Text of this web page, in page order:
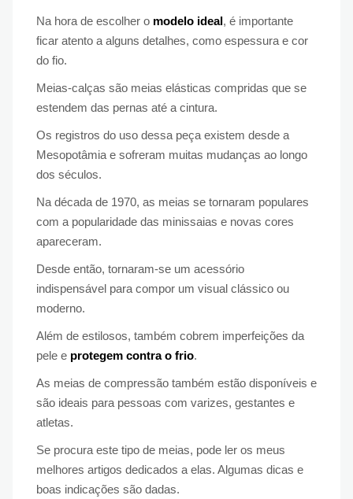
Na hora de escolher o modelo ideal, é importante
ficar atento a alguns detalhes, como espessura e cor
do fio.
Meias-calças são meias elásticas compridas que se
estendem das pernas até a cintura.
Os registros do uso dessa peça existem desde a
Mesopotâmia e sofreram muitas mudanças ao longo
dos séculos.
Na década de 1970, as meias se tornaram populares
com a popularidade das minissaias e novas cores
apareceram.
Desde então, tornaram-se um acessório
indispensável para compor um visual clássico ou
moderno.
Além de estilosos, também cobrem imperfeições da
pele e protegem contra o frio.
As meias de compressão também estão disponíveis e
são ideais para pessoas com varizes, gestantes e
atletas.
Se procura este tipo de meias, pode ler os meus
melhores artigos dedicados a elas. Algumas dicas e
boas indicações são dadas.